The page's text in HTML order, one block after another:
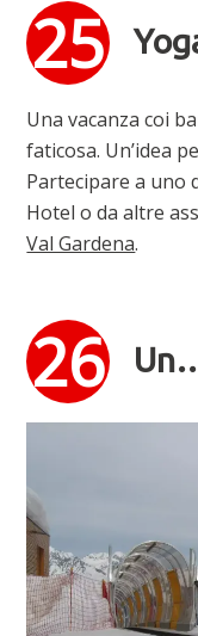
Una vacanza coi
faticosa. Un’idea
Partecipare a uno
Hotel o da altre
Val Gardena.